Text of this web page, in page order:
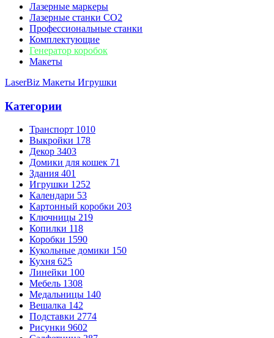
Лазерные маркеры
Лазерные станки CO2
Профессиональные станки
Комплектующие
Генератор коробок
Макеты
LaserBiz Макеты Игрушки
Категории
Транспорт 1010
Выкройки 178
Декор 3403
Домики для кошек 71
Здания 401
Игрушки 1252
Календари 53
Картонный коробки 203
Ключницы 219
Копилки 118
Коробки 1590
Кукольные домики 150
Кухня 625
Линейки 100
Мебель 1308
Медальницы 140
Вешалка 142
Подставки 2774
Рисунки 9602